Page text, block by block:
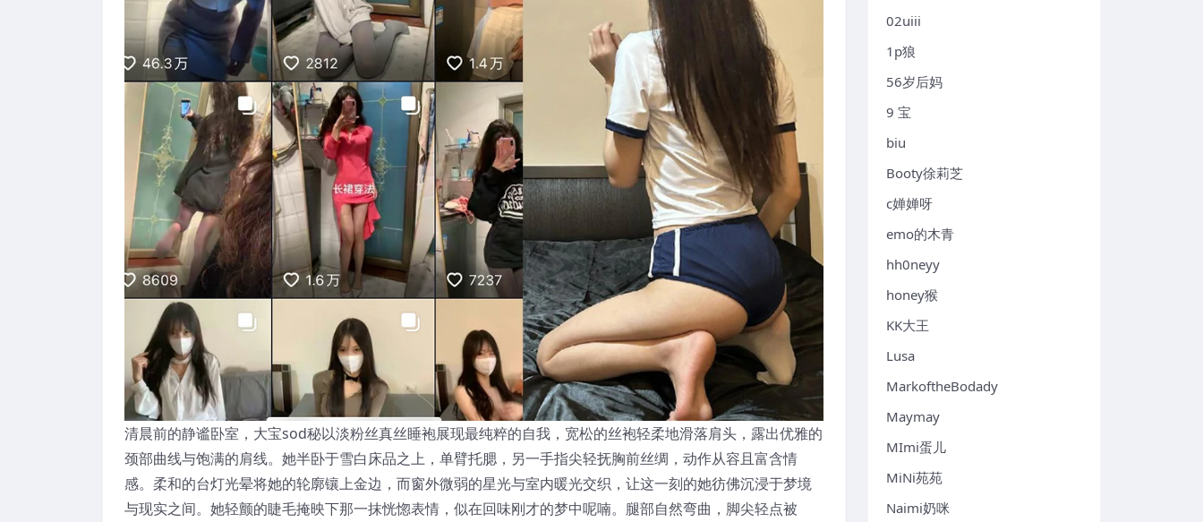
清晨前的静谧卧室，大宝sod秘以淡粉丝真丝睡袍展现最纯粹的自我，宽松的丝袍轻柔地滑落肩头，露出优雅的
颈部曲线与饱满的肩线。她半卧于雪白床品之上，单臂托腮，另一手指尖轻抚胸前丝绸，动作从容且富含情
感。柔和的台灯光晕将她的轮廓镶上金边，而窗外微弱的星光与室内暖光交织，让这一刻的她彷佛沉浸于梦境
与现实之间。她轻颤的睫毛掩映下那一抹恍惚表情，似在回味刚才的梦中呢喃。腿部自然弯曲，脚尖轻点被
02uiii
1p狼
56岁后妈
9 宝
biu
Booty徐莉芝
c婵婵呀
emo的木青
hh0neyy
honey猴
KK大王
Lusa
MarkoftheBodady
Maymay
MImi蛋儿
MiNi苑苑
Naimi奶咪